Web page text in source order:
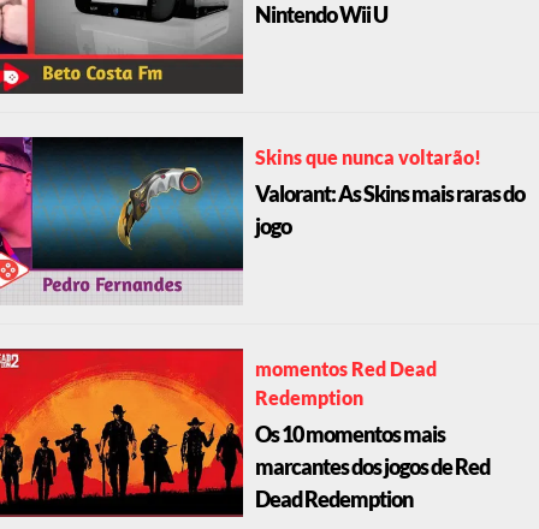
Nintendo Wii U
Skins que nunca voltarão!
Valorant: As Skins mais raras do
jogo
momentos Red Dead
Redemption
Os 10 momentos mais
marcantes dos jogos de Red
Dead Redemption